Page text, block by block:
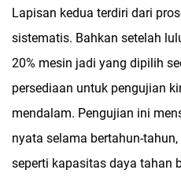
Lapisan kedua terdiri dari
sistematis. Bahkan setelah
20% mesin jadi yang dipilih
persediaan untuk pengujian
mendalam. Pengujian ini
nyata selama bertahun-
seperti kapasitas daya tahan